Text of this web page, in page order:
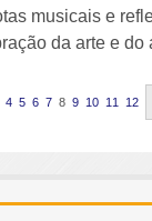
musicais e
da arte e do
4 5 6 7 8 9 10 11 12